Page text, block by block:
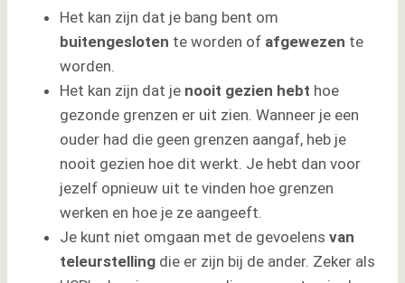
Het kan zijn dat je bang bent om
buitengesloten te worden of afgewezen te
worden.
Het kan zijn dat je nooit gezien hebt hoe
gezonde grenzen er uit zien. Wanneer je een
ouder had die geen grenzen aangaf, heb je
nooit gezien hoe dit werkt. Je hebt dan voor
jezelf opnieuw uit te vinden hoe grenzen
werken en hoe je ze aangeeft.
Je kunt niet omgaan met de gevoelens van
teleurstelling die er zijn bij de ander. Zeker als